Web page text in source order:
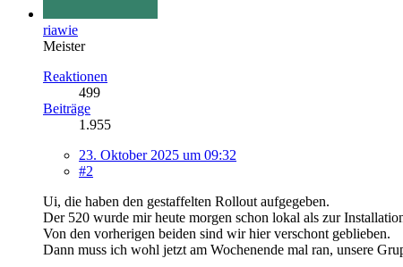
riawie
Meister
Reaktionen
499
Beiträge
1.955
23. Oktober 2025 um 09:32
#2
Ui, die haben den gestaffelten Rollout aufgegeben.
Der 520 wurde mir heute morgen schon lokal als zur
Von den vorherigen beiden sind wir hier verschont geblieben.
Dann muss ich wohl jetzt am Wochenende mal ran, unsere